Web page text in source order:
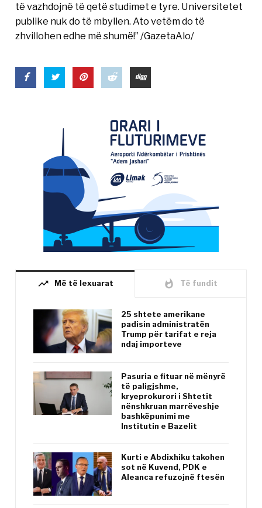
të vazhdojnë të qetë studimet e tyre. Universitetet
publike nuk do të mbyllen. Ato vetëm do të
zhvillohen edhe më shumë!” /GazetaAlo/
trending_up Më të lexuarat whatshot Të fundit
25 shtete amerikane
padisin administratën
Trump për tarifat e reja
ndaj importeve
Pasuria e fituar në mënyrë
të paligjshme,
kryeprokurori i Shtetit
nënshkruan marrëveshje
bashkëpunimi me
Institutin e Bazelit
Kurti e Abdixhiku takohen
sot në Kuvend, PDK e
Aleanca refuzojnë ftesën